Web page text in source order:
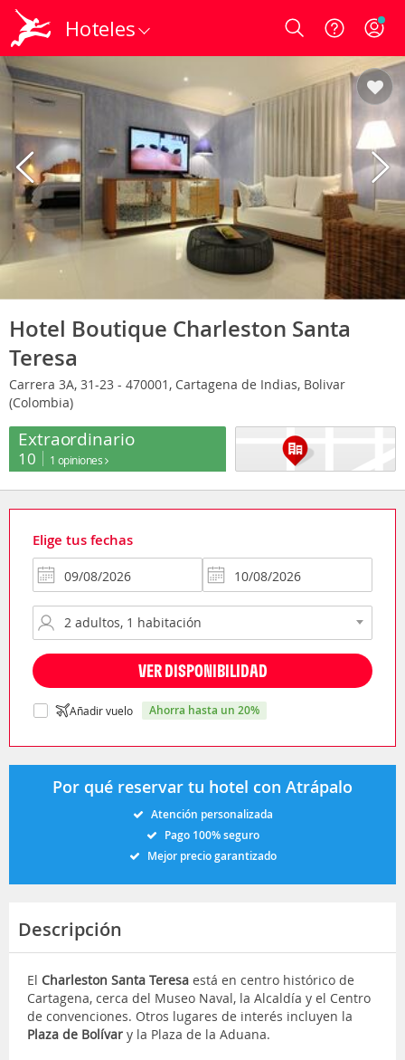
Hoteles Login
Hotel Boutique Charleston Santa
Teresa
Carrera 3A, 31-23 - 470001, Cartagena de Indias, Bolivar
(Colombia)
Extraordinario
10 1 opiniones
Elige tus fechas
VER DISPONIBILIDAD
Añadir vuelo ahorra hasta un 20%
Por qué reservar tu hotel con Atrápalo
Atención personalizada
Pago 100% seguro
Mejor precio garantizado
Descripción
El Charleston Santa Teresa está en centro histórico de
Cartagena, cerca del Museo Naval, la Alcaldía y el Centro
de convenciones. Otros lugares de interés incluyen la
Plaza de Bolívar y la Plaza de la Aduana.